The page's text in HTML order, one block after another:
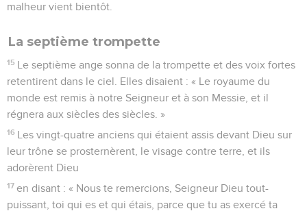
malheur vient bientôt.
La septième trompette
15 Le septième ange sonna de la trompette et des voix fortes
retentirent dans le ciel. Elles disaient : « Le royaume du
monde est remis à notre Seigneur et à son Messie, et il
régnera aux siècles des siècles. »
16 Les vingt-quatre anciens qui étaient assis devant Dieu sur
leur trône se prosternèrent, le visage contre terre, et ils
adorèrent Dieu
17 en disant : « Nous te remercions, Seigneur Dieu tout-
puissant, toi qui es et qui étais, parce que tu as exercé ta